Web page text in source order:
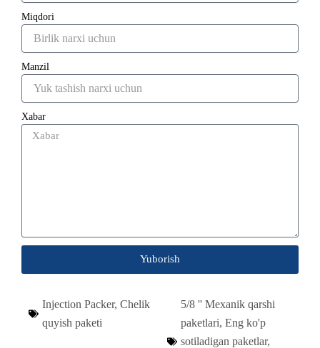
Miqdori
Manzil
Xabar
Yuborish
Injection Packer, Chelik
quyish paketi
5/8 '' Mexanik qarshi
paketlari, Eng ko'p
sotiladigan paketlar,